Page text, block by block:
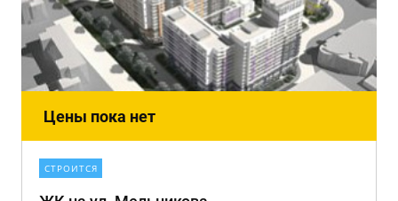
Цены пока нет
СТРОИТСЯ